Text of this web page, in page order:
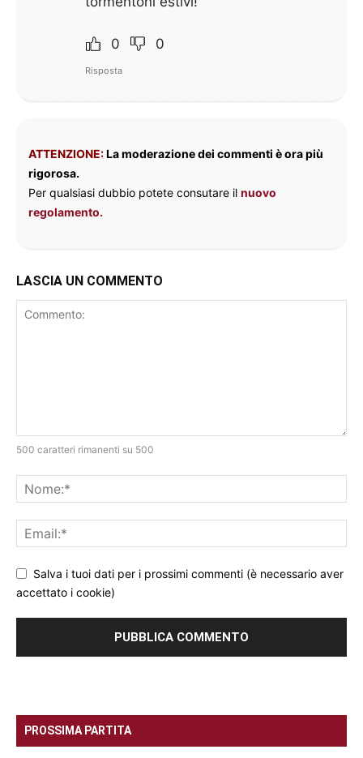
0 0
Risposta
ATTENZIONE:La moderazione dei commenti è ora più
rigorosa.
Per qualsiasi dubbio potete consutare il nuovo
regolamento.
LASCIA UN COMMENTO
500 caratteri rimanenti su 500
Salva i tuoi dati per i prossimi commenti (è necessario aver
accettato i cookie)
PROSSIMA PARTITA